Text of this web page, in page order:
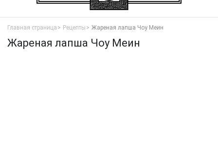
Главная страница Рецепты Жареная лапша Чоу Меин
Жареная лапша Чоу Меин